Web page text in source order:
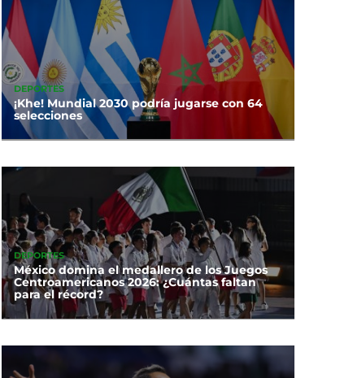
DEPORTES
¡Khe! Mundial 2030 podría jugarse con 64
selecciones
DEPORTES
México domina el medallero de los Juegos
Centroamericanos 2026: ¿Cuántas faltan
para el récord?